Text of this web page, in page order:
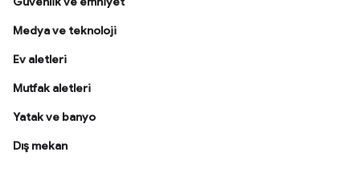
Medya ve teknoloji
Ev aletleri
Mutfak aletleri
Yatak ve banyo
Dış mekan